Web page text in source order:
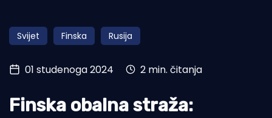
Obala
Otoci
Turizam i nautika
Pomorstvo
Svijet Finska Rusija
01 studenoga 2024 2 min. čitanja
Finska obalna straža: